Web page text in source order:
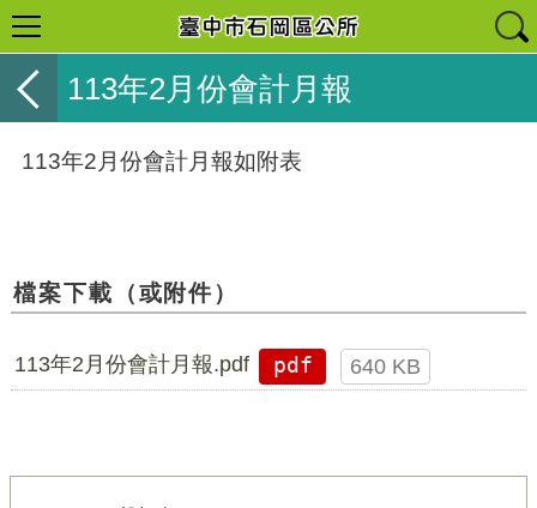
113年2月份會計月報
113年2月份會計月報如附表
檔案下載（或附件）
113年2月份會計月報.pdf pdf 640 KB